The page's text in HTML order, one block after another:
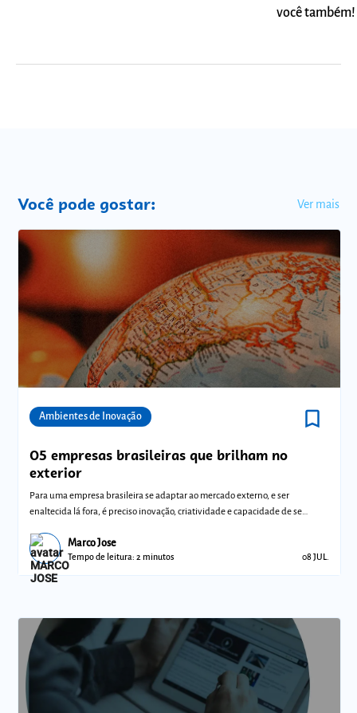
você também!
Você pode gostar: Ver mais
Ambientes de Inovação bookmark_border
05 empresas brasileiras que brilham no
exterior
Para uma empresa brasileira se adaptar ao mercado externo, e ser
enaltecida lá fora, é preciso inovação, criatividade e capacidade de se
Marco Jose
Tempo de leitura: 2 minutos 08 JUL.